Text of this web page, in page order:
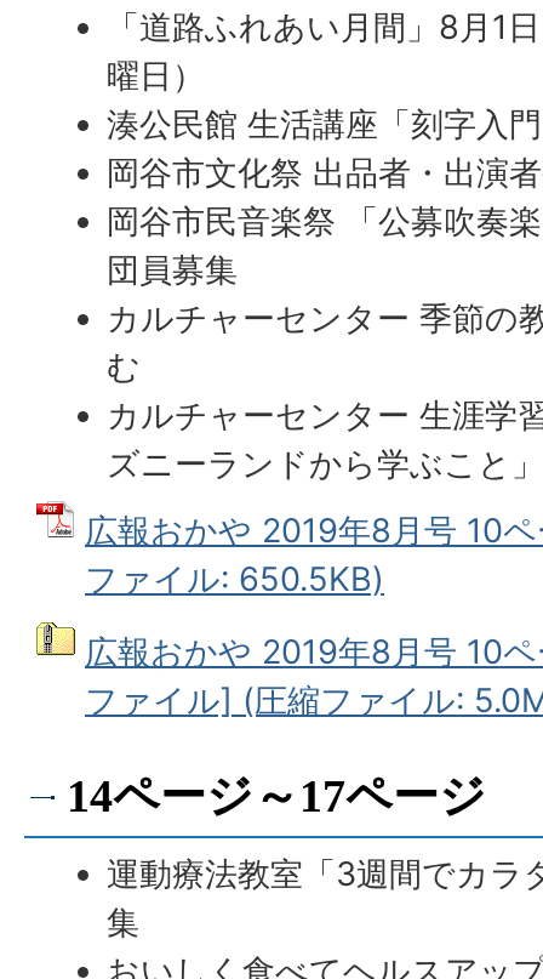
「道路ふれあい月間」8月1
曜日）
湊公民館 生活講座「刻字入
岡谷市文化祭 出品者・出演
岡谷市民音楽祭 「公募吹奏
団員募集
カルチャーセンター 季節の
む
カルチャーセンター 生涯学
ズニーランドから学ぶこと
広報おかや 2019年8月号 10
ファイル: 650.5KB)
広報おかや 2019年8月号 10
ファイル] (圧縮ファイル:
14ページ～17ページ
運動療法教室「3週間でカラ
集